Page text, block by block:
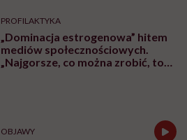
PROFILAKTYKA
„Dominacja estrogenowa” hitem
mediów społecznościowych.
„Najgorsze, co można zrobić, to
OBJAWY